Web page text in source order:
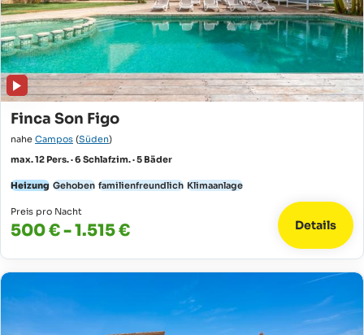
Finca Son Figo
nahe Campos (Süden)
max. 12 Pers. · 6 Schlafzim. · 5 Bäder
Heizung Gehoben familienfreundlich Klimaanlage
Preis pro Nacht
500 € - 1.515 € Details